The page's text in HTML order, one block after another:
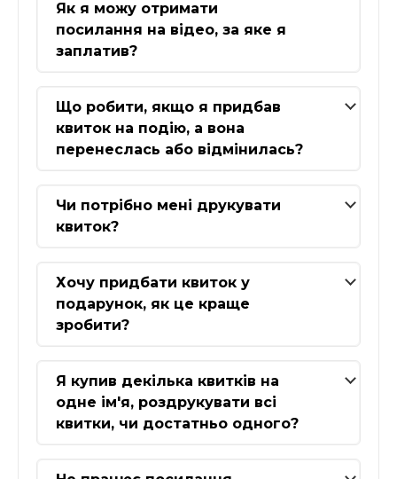
Як я можу отримати
посилання на відео, за яке я
заплатив?
Що робити, якщо я придбав
квиток на подію, а вона
перенеслась або відмінилась?
Чи потрібно мені друкувати
квиток?
Хочу придбати квиток у
подарунок, як це краще
зробити?
Я купив декілька квитків на
одне ім'я, роздрукувати всі
квитки, чи достатньо одного?